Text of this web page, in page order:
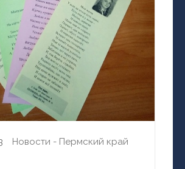
Новости - Пермский край